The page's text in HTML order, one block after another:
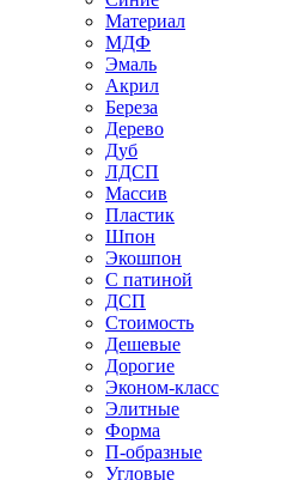
Материал
МДФ
Эмаль
Акрил
Береза
Дерево
Дуб
ЛДСП
Массив
Пластик
Шпон
Экошпон
С патиной
ДСП
Стоимость
Дешевые
Дорогие
Эконом-класс
Элитные
Форма
П-образные
Угловые